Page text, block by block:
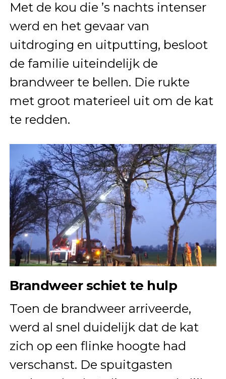
Met de kou die ’s nachts intenser
werd en het gevaar van
uitdroging en uitputting, besloot
de familie uiteindelijk de
brandweer te bellen. Die rukte
met groot materieel uit om de kat
te redden.
Brandweer schiet te hulp
Toen de brandweer arriveerde,
werd al snel duidelijk dat de kat
zich op een flinke hoogte had
verschanst. De spuitgasten